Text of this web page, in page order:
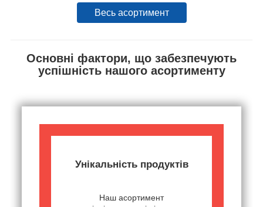
Весь асортимент
Основні фактори, що забезпечують
успішність нашого асортименту
Унікальність продуктів
Наш асортимент